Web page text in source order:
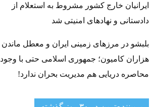
ایرانیان خارج کشور مشروط به استعلام از
دادستانی و نهادهای امنیتی شد
بلبشو در مرزهای زمینی ایران و معطل ماندن
هزاران کامیون؛ جمهوری اسلامی حتی با وجود
محاصره دریایی هم مدیریت بحران ندارد!